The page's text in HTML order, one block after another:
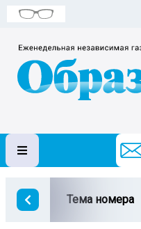
Тема номера